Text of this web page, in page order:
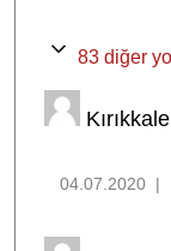
83 diğer
04.07.2020 |